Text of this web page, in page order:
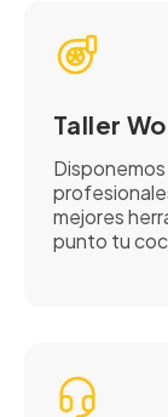
Taller
mejores
punto tu